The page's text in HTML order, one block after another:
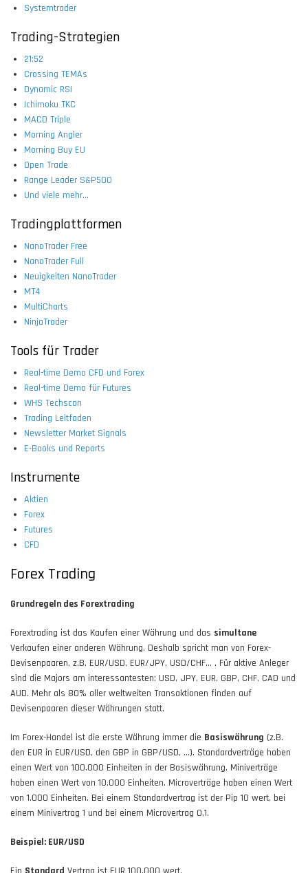
Systemtrader
Trading-Strategien
21:52
Crossing TEMAs
Dynamic RSI
Ichimoku TKC
MACD Triple
Morning Angler
Morning Buy EU
Open Trade
Range Leader S&P500
Und viele mehr...
Tradingplattformen
NanoTrader Free
NanoTrader Full
Neuigkeiten NanoTrader
MT4
MultiCharts
NinjaTrader
Tools für Trader
Real-time Demo CFD und Forex
Real-time Demo für Futures
WHS Techscan
Trading Leitfaden
Newsletter Market Signals
E-Books und Reports
Instrumente
Aktien
Forex
Futures
CFD
Forex Trading
Grundregeln des Forextrading
Forextrading ist das Kaufen einer Währung und das simultane
Verkaufen einer anderen Währung. Deshalb spricht man von Forex-
Devisenpaaren, z.B. EUR/USD, EUR/JPY, USD/CHF… . Für aktive Anleger
sind die Majors am interessantesten: USD, JPY, EUR, GBP, CHF, CAD und
AUD. Mehr als 80% aller weltweiten Transaktionen finden auf
Devisenpaaren dieser Währungen statt.
Im Forex-Handel ist die erste Währung immer die Basiswährung (z.B.
den EUR in EUR/USD, den GBP in GBP/USD, ...). Standardverträge haben
einen Wert von 100.000 Einheiten in der Basiswährung. Miniverträge
haben einen Wert von 10.000 Einheiten. Microverträge haben einen Wert
von 1.000 Einheiten. Bei einem Standardvertrag ist der Pip 10 wert, bei
einem Minivertrag 1 und bei einem Microvertrag 0,1.
Beispiel: EUR/USD